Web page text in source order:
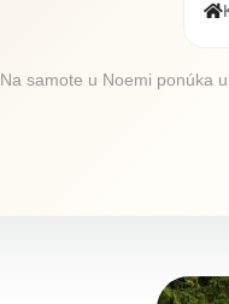
Na samote u Noemi ponúka